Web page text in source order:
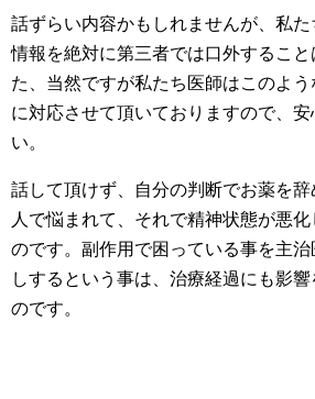
話ずらい内容かもしれませんが、私
情報を絶対に第三者では口外すること
た、当然ですが私たち医師はこのよう
に対応させて頂いておりますので、安
い。
話して頂けず、自分の判断でお薬を
人で悩まれて、それで精神状態が悪
のです。副作用で困っている事を主
しするという事は、治療経過にも影
のです。